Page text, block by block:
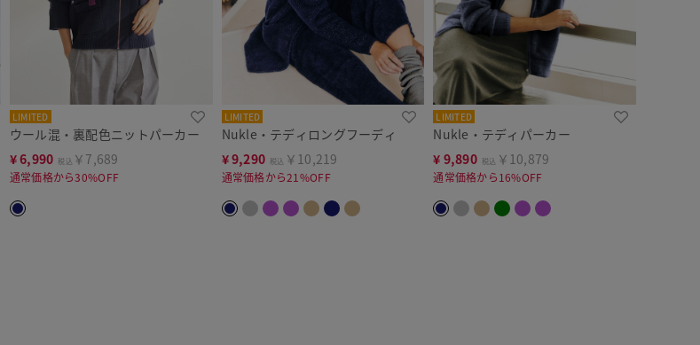
LIMITED
ウール混・裏配色ニットパーカー
¥6,990 税込 ￥7,689
通常価格から30%OFF
LIMITED
Nukle・テディロングフーディ
¥9,290 税込 ￥10,219
通常価格から21%OFF
LIMITED
Nukle・テディパーカー
¥ 9,890 税込 ￥10,879
通常価格から16%OFF